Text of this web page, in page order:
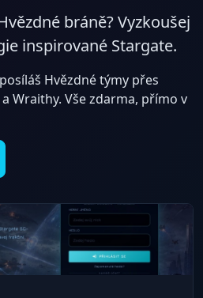
bráně? Vyzkoušej
inspirované Stargate.
Hvězdné týmy přes
Wraithy. Vše zdarma, přímo v